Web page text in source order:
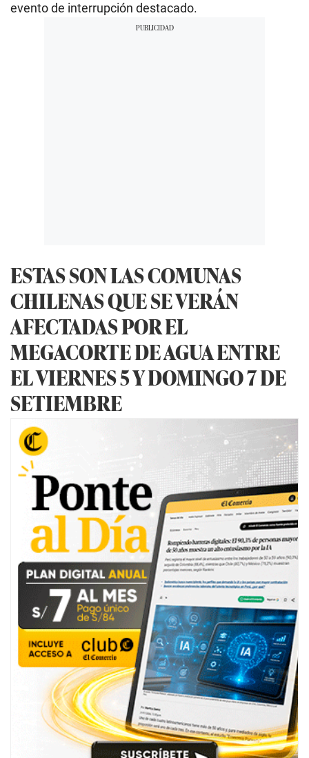
evento de interrupción destacado.
ESTAS SON LAS COMUNAS
CHILENAS QUE SE VERÁN
AFECTADAS POR EL
MEGACORTE DE AGUA ENTRE
EL VIERNES 5 Y DOMINGO 7 DE
SETIEMBRE